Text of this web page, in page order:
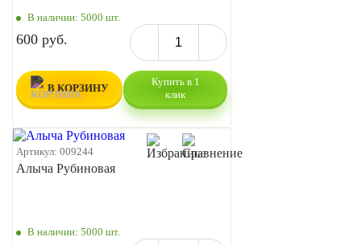
В наличии: 5000 шт.
600 руб.
В КОРЗИНУ
Купить в 1
клик
Артикул: 009244
Алыча Рубиновая
В наличии: 5000 шт.